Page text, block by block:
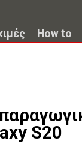
How to
S20